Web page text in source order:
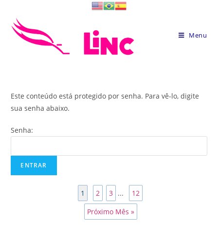
content
Menu
Este conteúdo está protegido por senha. Para vê-lo, digite
sua senha abaixo.
Senha:
1 2 3 ...
12
Próximo Mês »